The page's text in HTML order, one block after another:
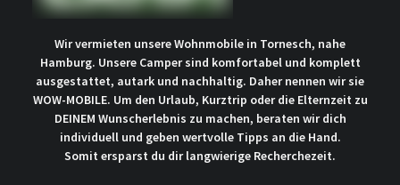
Wir vermieten unsere Wohnmobile in Tornesch, nahe
Hamburg. Unsere Camper sind komfortabel und komplett
ausgestattet, autark und nachhaltig. Daher nennen wir sie
WOW-MOBILE. Um den Urlaub, Kurztrip oder die Elternzeit zu
DEINEM Wunscherlebnis zu machen, beraten wir dich
individuell und geben wertvolle Tipps an die Hand.
Somit ersparst du dir langwierige Recherchezeit.